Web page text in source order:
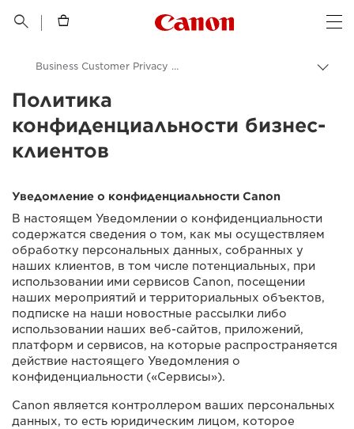
 
Canon Logo, back
Canon
Центр доверия и конфиденциальности
Business Customer Privacy Notice
Политика
конфиденциальности бизнес-
клиентов
Уведомление о конфиденциальности Canon
В настоящем Уведомлении о конфиденциальности
содержатся сведения о том, как мы осуществляем
обработку персональных данных, собранных у
наших клиентов, в том числе потенциальных, при
использовании ими сервисов Canon, посещении
наших мероприятий и территориальных объектов,
подписке на наши новостные рассылки либо
использовании наших веб-сайтов, приложений,
платформ и сервисов, на которые распространяется
действие настоящего Уведомления о
конфиденциальности («Сервисы»).
Canon является контроллером ваших персональных
данных, то есть юридическим лицом, которое